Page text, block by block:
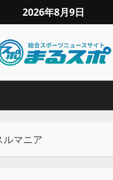
2026年8月9日
ルマニア